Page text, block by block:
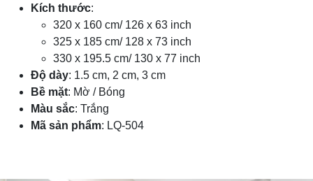
Kích thước:
320 x 160 cm/ 126 x 63 inch
325 x 185 cm/ 128 x 73 inch
330 x 195.5 cm/ 130 x 77 inch
Độ dày: 1.5 cm, 2 cm, 3 cm
Bề mặt: Mờ / Bóng
Màu sắc: Trắng
Mã sản phẩm: LQ-504